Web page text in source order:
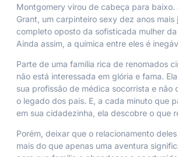
Montgomery virou de cabeça para baixo.
Grant, um carpinteiro sexy dez anos mais
completo oposto da sofisticada mulher
Ainda assim, a química entre eles é
Parte de uma família rica de renomados
não está interessada em glória e fama.
sua profissão de médica socorrista e não
o legado dos pais. E, a cada minuto que
em sua cidadezinha, ela descobre o que
Porém, deixar que o relacionamento
mais do que apenas uma aventura